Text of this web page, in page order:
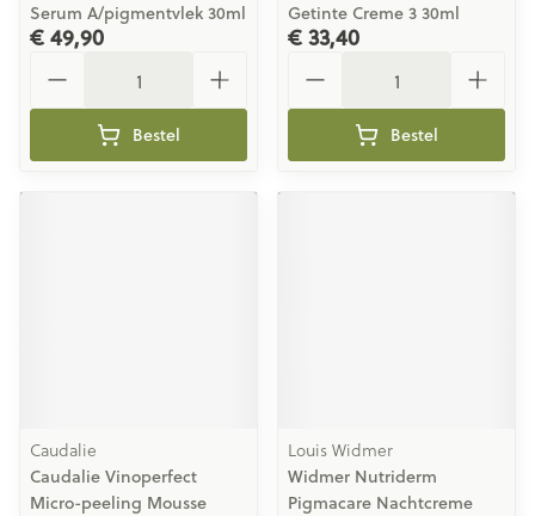
Serum A/pigmentvlek 30ml
€ 49,90
Bestel
Getinte Creme 3 30ml
€ 33,40
Bestel
Caudalie
Caudalie Vinoperfect
Micro-peeling Mousse
Louis Widmer
Widmer Nutriderm
Pigmacare Nachtcreme